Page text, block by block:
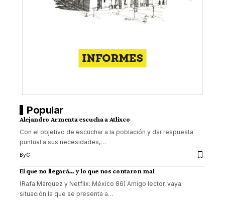
Popular
Alejandro Armenta escucha a Atlixco
Con el objetivo de escuchar a la población y dar respuesta
puntual a sus necesidades,…
ByC
El que no llegará… y lo que nos contaron mal
(Rafa Márquez y Netflix: México 86) Amigo lector, vaya
situación la que se presenta a…